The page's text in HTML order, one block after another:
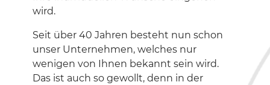
wird.
Seit über 40 Jahren besteht nun schon
unser Unternehmen, welches nur
wenigen von Ihnen bekannt sein wird.
Das ist auch so gewollt, denn in der